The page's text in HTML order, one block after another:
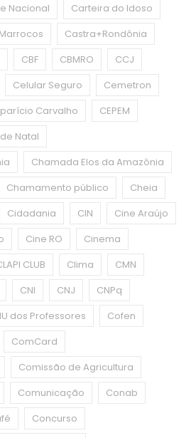
Nacional
Carteira do Idoso
Castra+Rondônia
CBF CBMRO
CCJ
Celular Seguro
Cemetron
Carvalho
CEPEM
Natal
Chamada Elos da Amazônia
Chamamento público
Cheia
Cidadania CIN
Cine Araújo
Cine RO
Cinema
CLUB Clima
CMN
CNI CNJ
CNPq
dos Professores
Cofen
ComCard
Comissão de Agricultura
Comunicação
Conab
Concurso